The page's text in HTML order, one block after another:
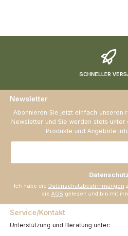
SCHNELLER
Newsletter
Abonnieren Sie jetzt einfach unseren
Newsletter und Sie werden stets unter
Produkte und Angebote
Ich habe die Datenschutzbestimmungen
die AGB gelesen und bin mit
Service/Kontakt
Unterstützung und Beratung unter: